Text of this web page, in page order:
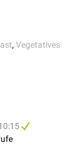
, Vegetatives